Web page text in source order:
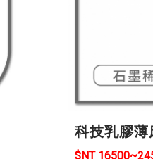
科技乳膠薄
$NT